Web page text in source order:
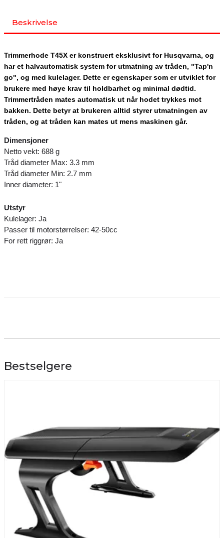
Beskrivelse
Trimmerhode T45X er konstruert eksklusivt for Husqvarna, og
har et halvautomatisk system for utmatning av tråden, "Tap'n
go", og med kulelager. Dette er egenskaper som er utviklet for
brukere med høye krav til holdbarhet og minimal dødtid.
Trimmertråden mates automatisk ut når hodet trykkes mot
bakken. Dette betyr at brukeren alltid styrer utmatningen av
tråden, og at tråden kan mates ut mens maskinen går.
Dimensjoner
Netto vekt: 688 g
Tråd diameter Max: 3.3 mm
Tråd diameter Min: 2.7 mm
Inner diameter: 1"
Utstyr
Kulelager: Ja
Passer til motorstørrelser: 42-50cc
For rett riggrør: Ja
Bestselgere